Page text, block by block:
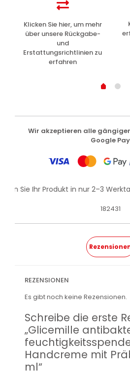
Klicken Sie hier, um mehr
über unsere Rückgabe-
und
Erstattungsrichtlinien zu
erfahren
Wir akzeptieren alle
Google Pay
Sie Ihr Produkt in nur 2–3
182431
REZENSIONEN
Es gibt noch keine Rezensionen.
Schreibe die erste
„Glicemille
Handcreme mit
ml“